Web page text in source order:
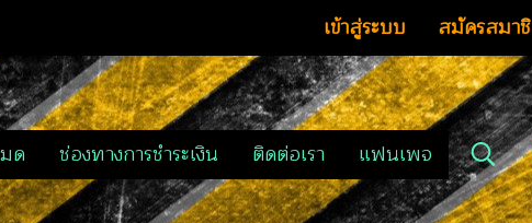
เข้าสู่ระบบ สมัครสมา
ด ช่องทางการชำระเงิน ติดต่อเรา แฟนเพจ